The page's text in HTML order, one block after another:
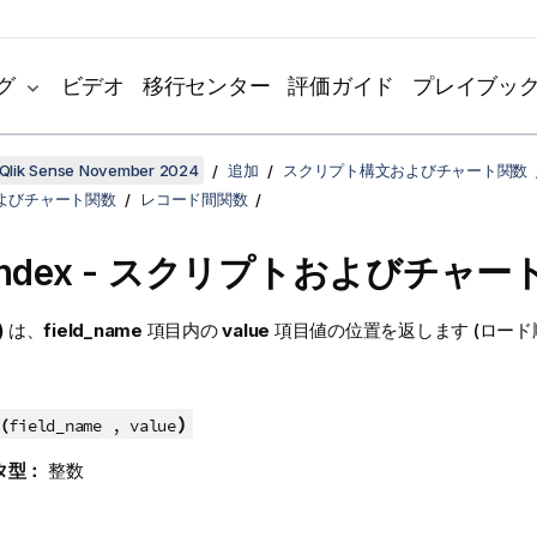
ビデオ 移行センター 評価ガイド プレイブッ
Sense November 2024 追加
スクリプト構文およびチャート関数
びチャート関数
レコード間関数
- スクリプトおよびチャー
は、field_name 項目内のvalue 項目値の位置を返します (ロード
field_name , value)
： 整数